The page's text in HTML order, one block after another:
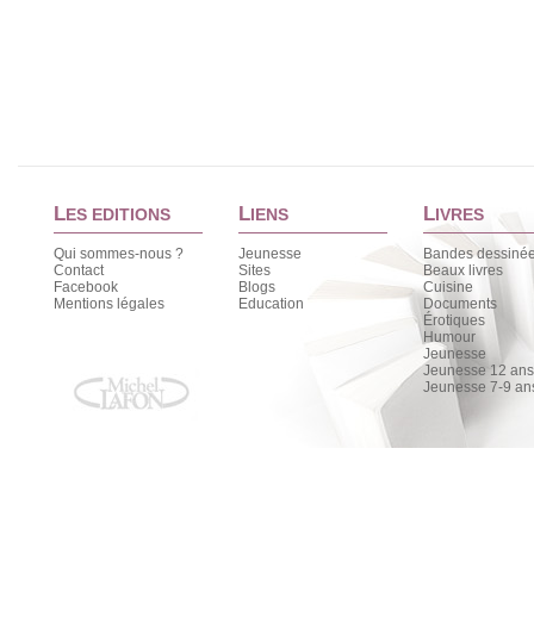
LES EDITIONS
Qui sommes-nous ?
Contact
Facebook
Mentions légales
LIENS
Jeunesse
Sites
Blogs
Education
LIVRES
Bandes
Beaux livres
Cuisine
Documents
Érotiques
Humour
Jeunesse
Jeunesse 12
Jeunesse 7-9